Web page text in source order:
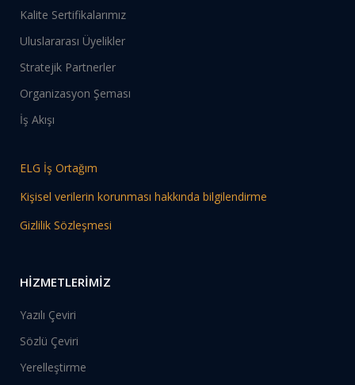
Kalite Sertifikalarımız
Uluslararası Üyelikler
Stratejik Partnerler
Organizasyon Şeması
İş Akışı
ELG İş Ortağım
Kişisel verilerin korunması hakkında bilgilendirme
Gizlilik Sözleşmesi
HİZMETLERİMİZ
Yazılı Çeviri
Sözlü Çeviri
Yerelleştirme